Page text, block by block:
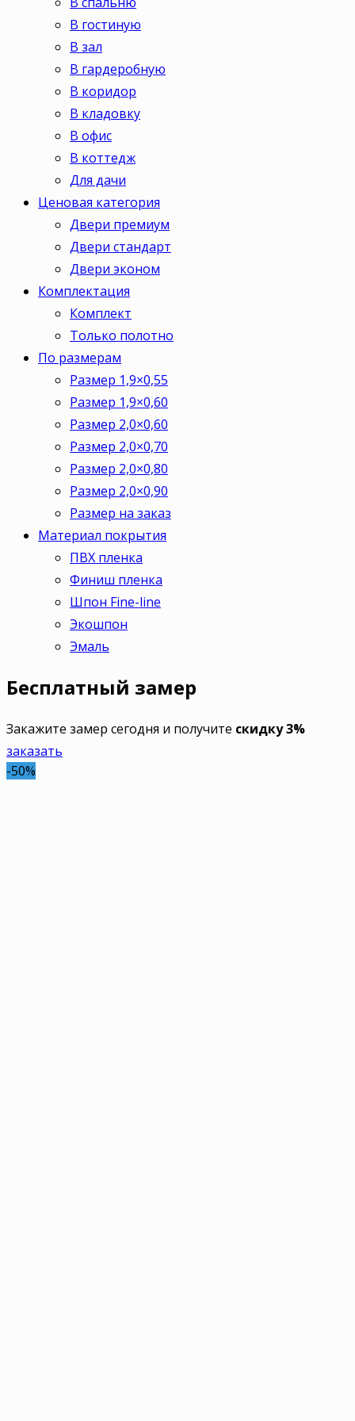
В гостиную
В зал
В гардеробную
В коридор
В кладовку
В офис
В коттедж
Для дачи
Ценовая категория
Двери премиум
Двери стандарт
Двери эконом
Комплектация
Комплект
Только полотно
По размерам
Размер 1,9×0,55
Размер 1,9×0,60
Размер 2,0×0,60
Размер 2,0×0,70
Размер 2,0×0,80
Размер 2,0×0,90
Размер на заказ
Материал покрытия
ПВХ пленка
Финиш пленка
Шпон Fine-line
Экошпон
Эмаль
Бесплатный замер
Закажите замер сегодня и получите скидку 3%
заказать
-50%